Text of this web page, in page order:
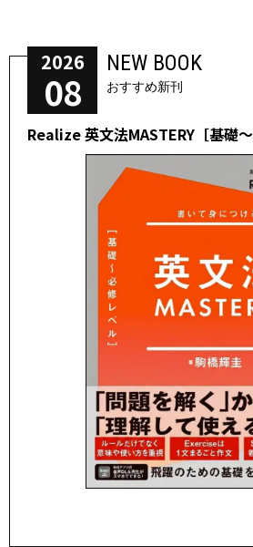
2026
08
NEW BOOK
おすすめ新刊
Realize 英文法MASTERY［基礎～